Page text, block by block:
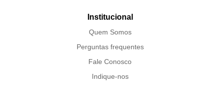
Institucional
Quem Somos
Perguntas frequentes
Fale Conosco
Indique-nos